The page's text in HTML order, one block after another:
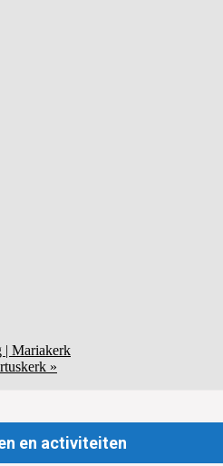
| Mariakerk
»
en activiteiten